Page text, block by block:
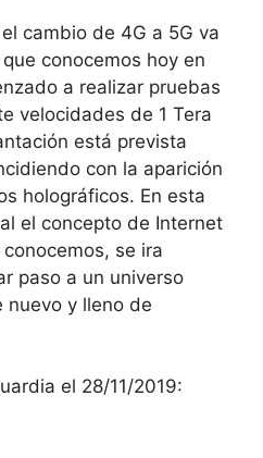
cambio de 4G a 5G va
conocemos hoy en
a realizar pruebas
velocidades de 1 Tera
está prevista
con la aparición
holográficos. En esta
el concepto de Internet
se ira
paso a un universo
nuevo y lleno de
el 28/11/2019: